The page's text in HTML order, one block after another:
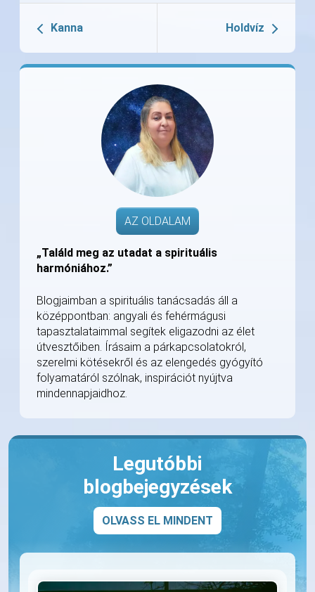
Kanna Holdvíz
AZ OLDALAM
„Találd meg az utadat a spirituális
harmóniához.”
Blogjaimban a spirituális tanácsadás áll a
középpontban: angyali és fehérmágusi
tapasztalataimmal segítek eligazodni az élet
útvesztőiben. Írásaim a párkapcsolatokról,
szerelmi kötésekről és az elengedés gyógyító
folyamatáról szólnak, inspirációt nyújtva
mindennapjaidhoz.
Legutóbbi
blogbejegyzések
OLVASS EL MINDENT